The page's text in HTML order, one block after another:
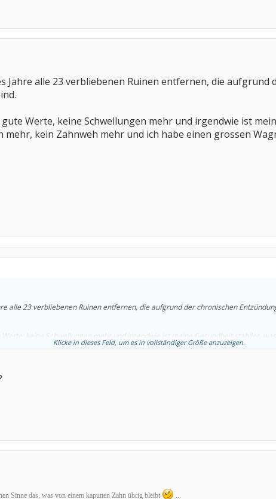
Jahre alle 23 verbliebenen Ruinen entfernen, die
Werte, keine Schwellungen mehr und irgendwie ist
mehr, kein Zahnweh mehr und ich habe einen grossen
alle 23 verbliebenen Ruinen entfernen, die aufgrund der chronischen
Werte, keine Schwellungen mehr und irgendwie ist meine Gesundheit stabiler, was
Zahnweh mehr und ich habe einen grossen Wagnisherd entfernt.
Klicke in dieses Feld, um es in vollständiger Größe anzuzeigen.
Sinne das, was von einem kaputten Zahn übrig bleibt ...